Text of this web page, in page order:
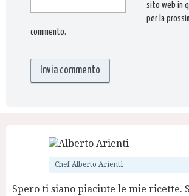
sito web in
per la
commento.
Chef Alberto Arienti
Spero ti siano piaciute le mie ricette.